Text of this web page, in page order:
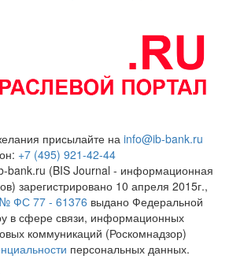
присылайте на info@ib-bank.ru
+7 (495) 921-42-44
bank.ru (BIS Journal - информационная
зарегистрировано 10 апреля 2015г.,
№ ФС 77 - 61376 выдано Федеральной
в сфере связи, информационных
коммуникаций (Роскомнадзор)
персональных данных.